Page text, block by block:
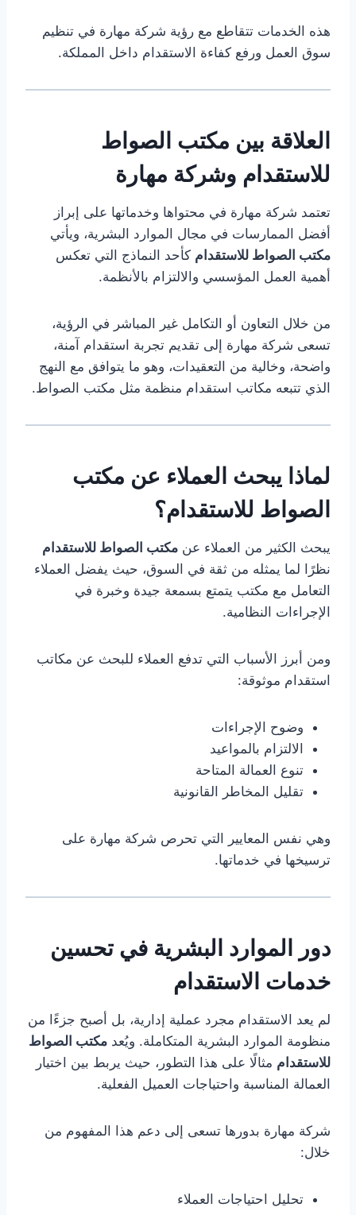
هذه الخدمات تتقاطع مع رؤية شركة مهارة في تنظيم
سوق العمل ورفع كفاءة الاستقدام داخل المملكة.
العلاقة بين مكتب الصواط
للاستقدام وشركة مهارة
تعتمد شركة مهارة في محتواها وخدماتها على إبراز
أفضل الممارسات في مجال الموارد البشرية، ويأتي
مكتب الصواط للاستقدام كأحد النماذج التي تعكس
أهمية العمل المؤسسي والالتزام بالأنظمة.
من خلال التعاون أو التكامل غير المباشر في الرؤية،
تسعى شركة مهارة إلى تقديم تجربة استقدام آمنة،
واضحة، وخالية من التعقيدات، وهو ما يتوافق مع النهج
الذي تتبعه مكاتب استقدام منظمة مثل مكتب الصواط.
لماذا يبحث العملاء عن مكتب
الصواط للاستقدام؟
يبحث الكثير من العملاء عن مكتب الصواط للاستقدام
نظرًا لما يمثله من ثقة في السوق، حيث يفضل العملاء
التعامل مع مكتب يتمتع بسمعة جيدة وخبرة في
الإجراءات النظامية.
ومن أبرز الأسباب التي تدفع العملاء للبحث عن مكاتب
استقدام موثوقة:
وضوح الإجراءات
الالتزام بالمواعيد
تنوع العمالة المتاحة
تقليل المخاطر القانونية
وهي نفس المعايير التي تحرص شركة مهارة على
ترسيخها في خدماتها.
دور الموارد البشرية في تحسين
خدمات الاستقدام
لم يعد الاستقدام مجرد عملية إدارية، بل أصبح جزءًا من
منظومة الموارد البشرية المتكاملة. ويُعد مكتب الصواط
للاستقدام مثالًا على هذا التطور، حيث يربط بين اختيار
العمالة المناسبة واحتياجات العميل الفعلية.
شركة مهارة بدورها تسعى إلى دعم هذا المفهوم من
خلال:
تحليل احتياجات العملاء